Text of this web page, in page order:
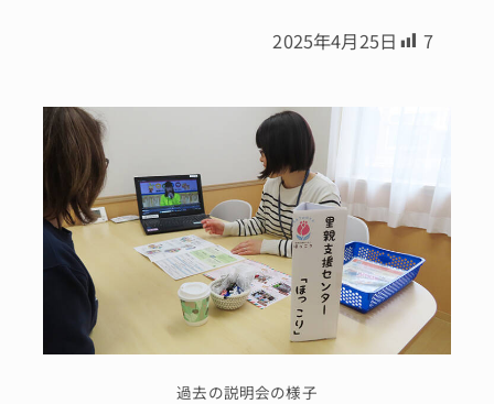
2025年4月25日 7
過去の説明会の様子